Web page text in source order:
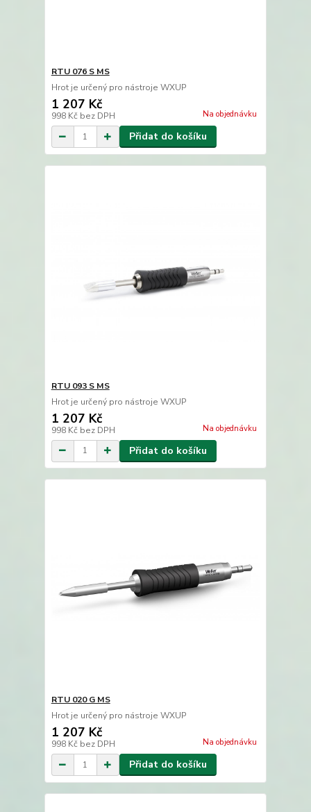
RTU 076 S MS
Hrot je určený pro nástroje WXUP
1 207 Kč
998 Kč bez DPH Na objednávku
Přidat do košíku
RTU 093 S MS
Hrot je určený pro nástroje WXUP
1 207 Kč
998 Kč bez DPH Na objednávku
Přidat do košíku
RTU 020 G MS
Hrot je určený pro nástroje WXUP
1 207 Kč
998 Kč bez DPH Na objednávku
Přidat do košíku